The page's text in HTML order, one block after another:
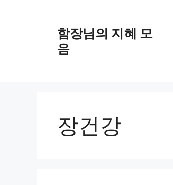
함장님의 지혜 모
음
장건강